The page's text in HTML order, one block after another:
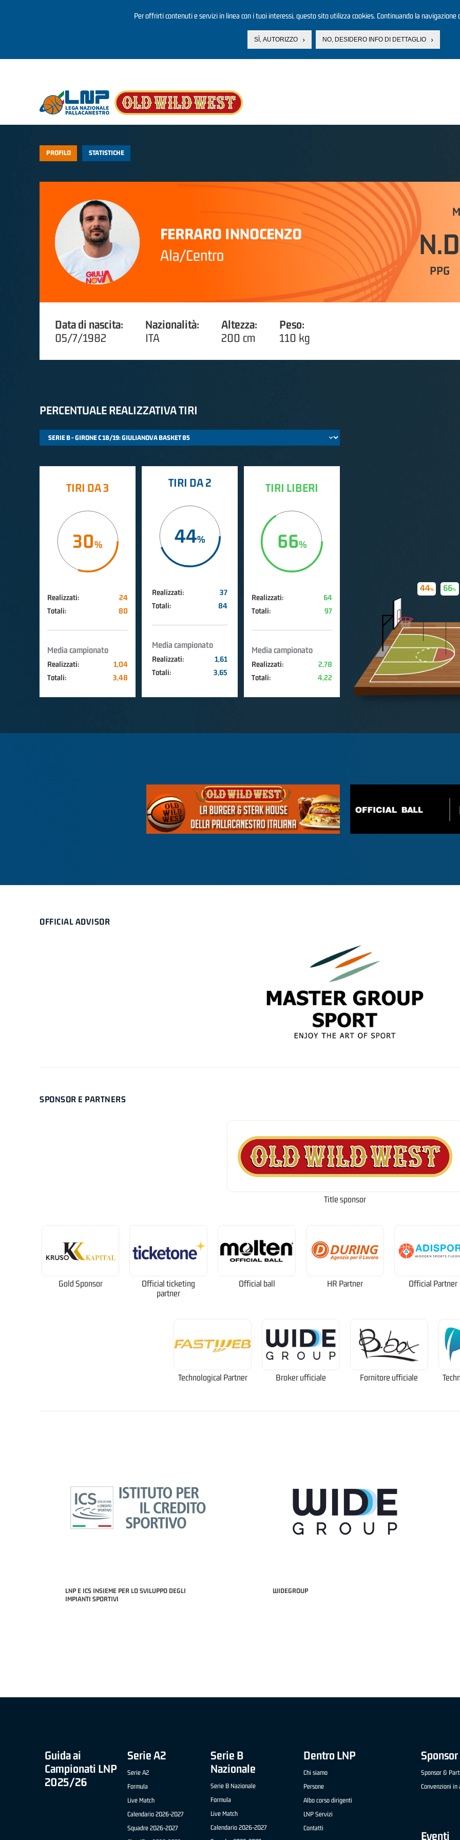
Per offrirti contenuti e servizi in linea con i tuoi interessi, questo sito utilizza cookies. Continuando la navigazione
SÌ, AUTORIZZO NO, DESIDERO INFO DI DETTAGLIO
PROFILO STATISTICHE
FERRARO INNOCENZO
Ala/Centro
N.D
PPG
Data di nascita:
05/7/1982
Nazionalità:
ITA
Altezza:
200 cm
Peso:
110 kg
PERCENTUALE REALIZZATIVA TIRI
TIRI DA 3
30
Realizzati:
24
Totali:
80
Media campionato
Realizzati:
1,04
Totali:
3,48
TIRI DA 2
44
Realizzati:
37
Totali:
84
Media campionato
Realizzati:
1,61
Totali:
3,65
TIRI LIBERI
66
Realizzati:
64
Totali:
97
Media campionato
Realizzati:
2,78
Totali:
4,22
66
44
OFFICIAL ADVISOR
SPONSOR E PARTNERS
Title sponsor
Gold Sponsor
Official ticketing
partner
Official ball HR Partner Official Partner
Technological Partner Broker ufficiale Fornitore ufficiale
LNP E ICS INSIEME PER LO SVILUPPO DEGLI
IMPIANTI SPORTIVI
WIDEGROUP
Guida ai
Campionati LNP
2025/26
Serie A2
Serie A2
Formula
Live Match
Calendario 2026-2027
Squadre 2026-2027
Serie B
Nazionale
Serie B Nazionale
Formula
Live Match
Calendario 2026-2027
Dentro LNP
Chi siamo
Persone
Albo corso dirigenti
LNP Servizi
Contatti
Sponsor &
Convenzioni in
Eventi